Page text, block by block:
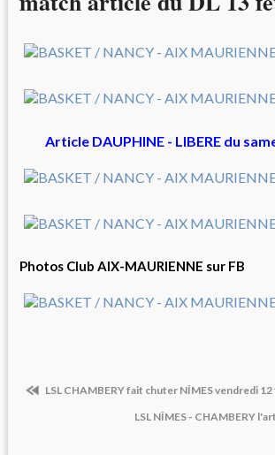
Article DAUPHINE - LIBERE du
Photos Club AIX-MAURIENNE sur FB
LSL CHAMBERY fait chuter NÎMES vendredi
LSL NÎMES - CHAMBERY